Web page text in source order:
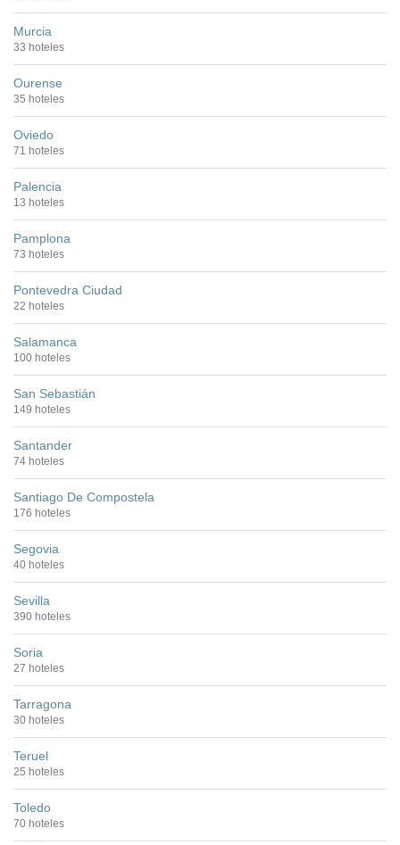
Murcia
33 hoteles
Ourense
35 hoteles
Oviedo
71 hoteles
Palencia
13 hoteles
Pamplona
73 hoteles
Pontevedra Ciudad
22 hoteles
Salamanca
100 hoteles
San Sebastián
149 hoteles
Santander
74 hoteles
Santiago De Compostela
176 hoteles
Segovia
40 hoteles
Sevilla
390 hoteles
Soria
27 hoteles
Tarragona
30 hoteles
Teruel
25 hoteles
Toledo
70 hoteles